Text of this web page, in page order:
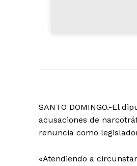
SANTO DOMINGO.-El
acusaciones de
renuncia como
«Atendiendo a